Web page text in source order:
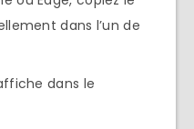
dans l’un de
dans le